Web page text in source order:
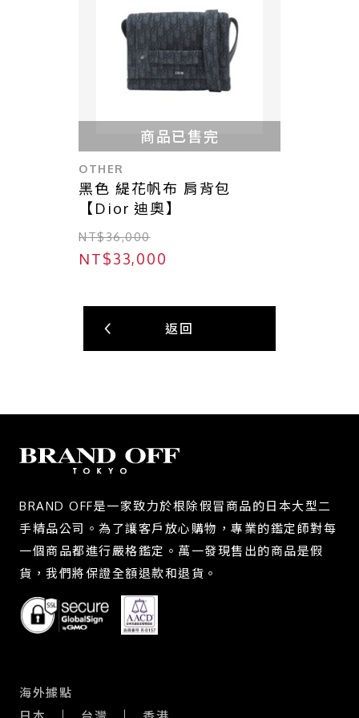
商品已售完
OTHER
黑色 緹花帆布 肩背包
【Dior 迪奧】
NT$36,000
NT$33,000
返回
BRAND OFF是一家致力於根除假冒商品的日本大型二
手精品公司。為了讓客戶放心購物，專業的鑑定師對每
一個商品都進行嚴格鑑定。萬一發現售出的商品是假
貨，我們將保證全額退款和退貨。
海外據點